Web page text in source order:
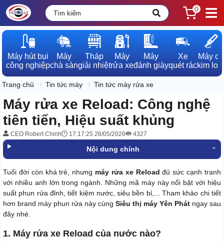
0
Máy hút bụi
công nghiệp
Máy
chà sàn
Tháp
giải nhiệt
Máy
rửa xe
Máy
đánh giày
Xe
quét rác
Máy dò
kim loại
Trang chủ Tin tức máy Tin tức máy rửa xe
Máy rửa xe Reload: Công nghệ
tiên tiến, Hiệu suất khủng
CEO Robert Chinh 17:17:25 26/05/2026 4327
Nội dung chính
Tuổi đời còn khá trẻ, nhưng máy rửa xe Reload đủ sức cạnh tranh
với nhiều anh lớn trong ngành. Những mã máy này nổi bật với hiệu
suất phun rửa đỉnh, tiết kiệm nước, siêu bền bỉ,... Tham khảo chi tiết
hơn brand máy phun rửa này cùng Siêu thị máy Yên Phát ngay sau
đây nhé.
1. Máy rửa xe Reload của nước nào?